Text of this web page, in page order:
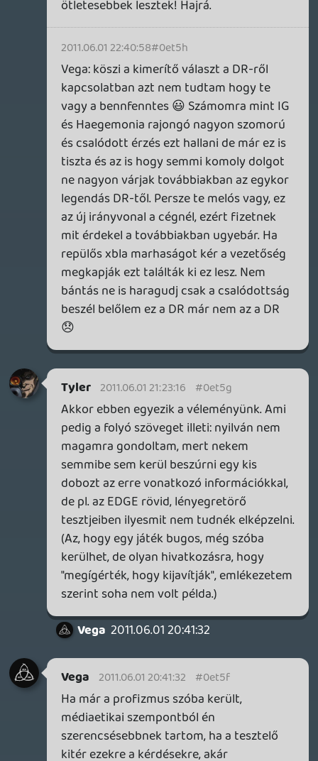
A folyó szövegre való hivatkozást ezzel a
példával én személy szerint nem érzem
igazán jónak, a játékteszt számomra -
essen a kritikához, a tudományos /
szórakoztató ismeretterjesztéshez és az
esszéhez, mint a lírához, ezeken keresztül
pedig tökéletesen közölhető az ilyen
típusú információ is.
Tyler
2011.06.01 19:47:21
2011.06.01 19:47:21
Gondolom sejted, hogy ez a személyes
érintettségemnél fogva érzékeny téma. A
Heavy Rain tesztlemez, amit kaptam, úgy
nézett ki, mintha valaki abált szalonnát
szeletelt volna rajta, a játék többször
kifagyott, és volt pár kisebb-nagyobb
glitch is. Azt hiszem, ahhoz pont kaptunk
az általad említett dokumentumból is, és a
tesztben - ha jól rémlik - nem is nagyon
emlegettem fel a hibákat, de kiderült, hogy
a végleges verzió is pont ugyanezt a
Most is van nálam egy partnernetes Xbox,
review lemezzel, ott nincsenek komoly
problémák, de telepítés nélkül szörnyű
szaggatást produkál a játék az átvezetők
előtt, meg van egy-két furcsaság, amiknél
leginkább lemezolvasási problémákra
gyanakszom. (Hogy van-e csatolt
dokumentáció, azt nem tudom, de
általában meg szoktam kapni, ha van.)
Viszont ha kiderül, hogy programozási
gondok vannak, amikről nem értesített
senki, de nem írom le, mert jóhiszemű
vagyok, akkor az nekem szopás.
Persze, meg lehet említeni a cikkben, hogy
"elképzelhető, hogy csak az általunk
tesztelt verzió ilyen", viszont ezt folyó
szövegbe nehéz beilleszteni. (Lásd még:
"Szabadság, szerelem, e kettő kell nekem -
ugyanitt három kiló krumpli eladó.") Online
felületen - sőt, akár magazinban - egy kis
boxba be lehet szúrni, hogy "ezt és ezt
tapasztaltuk, elvileg a bolti verzióban nem
ilyen lesz, ha mégis, mossuk kezeinket",
viszont ez attól is függ, hogy milyen a
magazin layoutja, illetve a cikkek
hangvétele.